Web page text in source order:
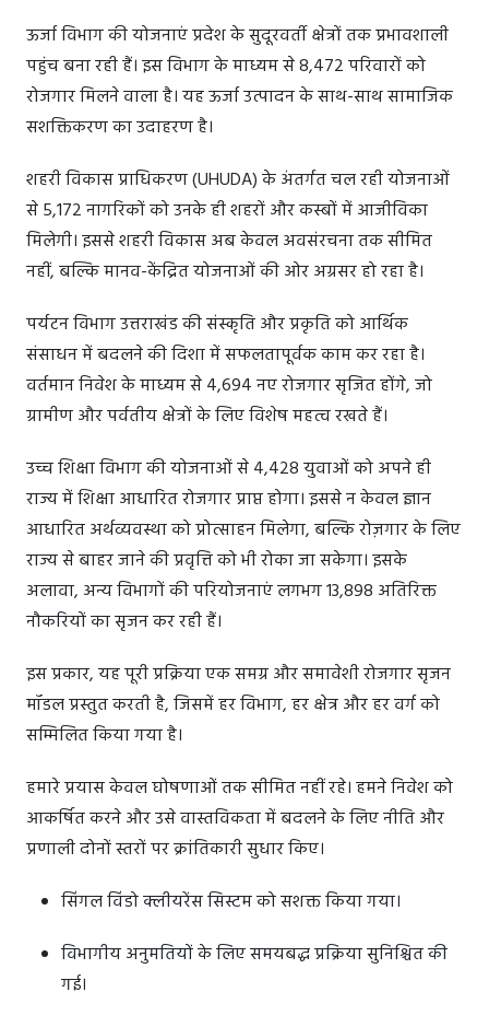
ऊर्जा विभाग की योजनाएं प्रदेश के सुदूरवर्ती क्षेत्रों तक प्रभावशाली
पहुंच बना रही हैं। इस विभाग के माध्यम से 8,472 परिवारों को
रोजगार मिलने वाला है। यह ऊर्जा उत्पादन के साथ-साथ सामाजिक
सशक्तिकरण का उदाहरण है।
शहरी विकास प्राधिकरण (UHUDA) के अंतर्गत चल रही योजनाओं
से 5,172 नागरिकों को उनके ही शहरों और कस्बों में आजीविका
मिलेगी। इससे शहरी विकास अब केवल अवसंरचना तक सीमित
नहीं, बल्कि मानव-केंद्रित योजनाओं की ओर अग्रसर हो रहा है।
पर्यटन विभाग उत्तराखंड की संस्कृति और प्रकृति को आर्थिक
संसाधन में बदलने की दिशा में सफलतापूर्वक काम कर रहा है।
वर्तमान निवेश के माध्यम से 4,694 नए रोजगार सृजित होंगे, जो
ग्रामीण और पर्वतीय क्षेत्रों के लिए विशेष महत्व रखते हैं।
उच्च शिक्षा विभाग की योजनाओं से 4,428 युवाओं को अपने ही
राज्य में शिक्षा आधारित रोजगार प्राप्त होगा। इससे न केवल ज्ञान
आधारित अर्थव्यवस्था को प्रोत्साहन मिलेगा, बल्कि रोज़गार के लिए
राज्य से बाहर जाने की प्रवृत्ति को भी रोका जा सकेगा। इसके
अलावा, अन्य विभागों की परियोजनाएं लगभग 13,898 अतिरिक्त
नौकरियों का सृजन कर रही हैं।
इस प्रकार, यह पूरी प्रक्रिया एक समग्र और समावेशी रोजगार सृजन
मॉडल प्रस्तुत करती है, जिसमें हर विभाग, हर क्षेत्र और हर वर्ग को
सम्मिलित किया गया है।
हमारे प्रयास केवल घोषणाओं तक सीमित नहीं रहे। हमने निवेश को
आकर्षित करने और उसे वास्तविकता में बदलने के लिए नीति और
प्रणाली दोनों स्तरों पर क्रांतिकारी सुधार किए।
सिंगल विंडो क्लीयरेंस सिस्टम को सशक्त किया गया।
विभागीय अनुमतियों के लिए समयबद्ध प्रक्रिया सुनिश्चित की
गई।